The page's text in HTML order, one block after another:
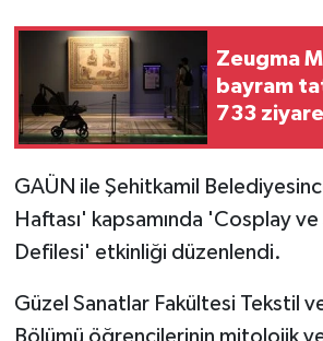
Zeugma
bayram
733
GAÜN ile Şehitkamil
Haftası' kapsamında 'Cosplay
Defilesi' etkinliği düzenlendi.
Güzel Sanatlar Fakültesi Tekstil
Bölümü öğrencilerinin mitolojik